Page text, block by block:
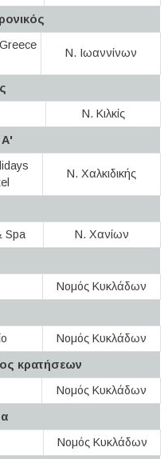
Ν. Ιωαννίνων
Ν. Κιλκίς
Α'
Ν. Χαλκιδικής
Spa
Ν. Χανίων
Νομός Κυκλάδων
Νομός Κυκλάδων
κρατήσεων
Νομός Κυκλάδων
Νομός Κυκλάδων